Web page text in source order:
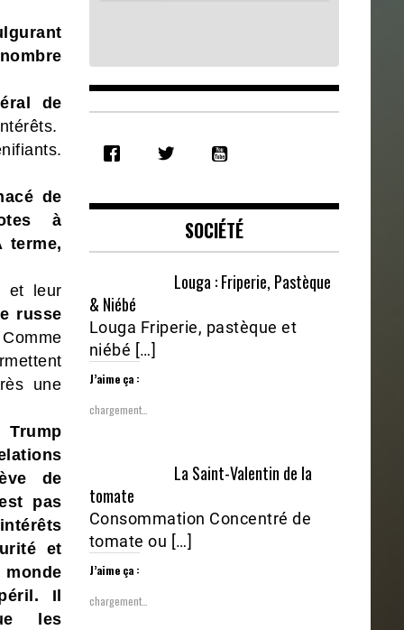
de
de
à
terme,
et leur
russe
Comme
une
de
pas
et
Il
les
RSS FEED
EMBED
SOCIÉTÉ
Louga : Friperie, Pastèque
& Niébé
Louga Friperie, pastèque et
niébé […]
J’aime ça :
chargement…
La Saint-Valentin de la
tomate
Consommation Concentré de
tomate ou […]
J’aime ça :
chargement…